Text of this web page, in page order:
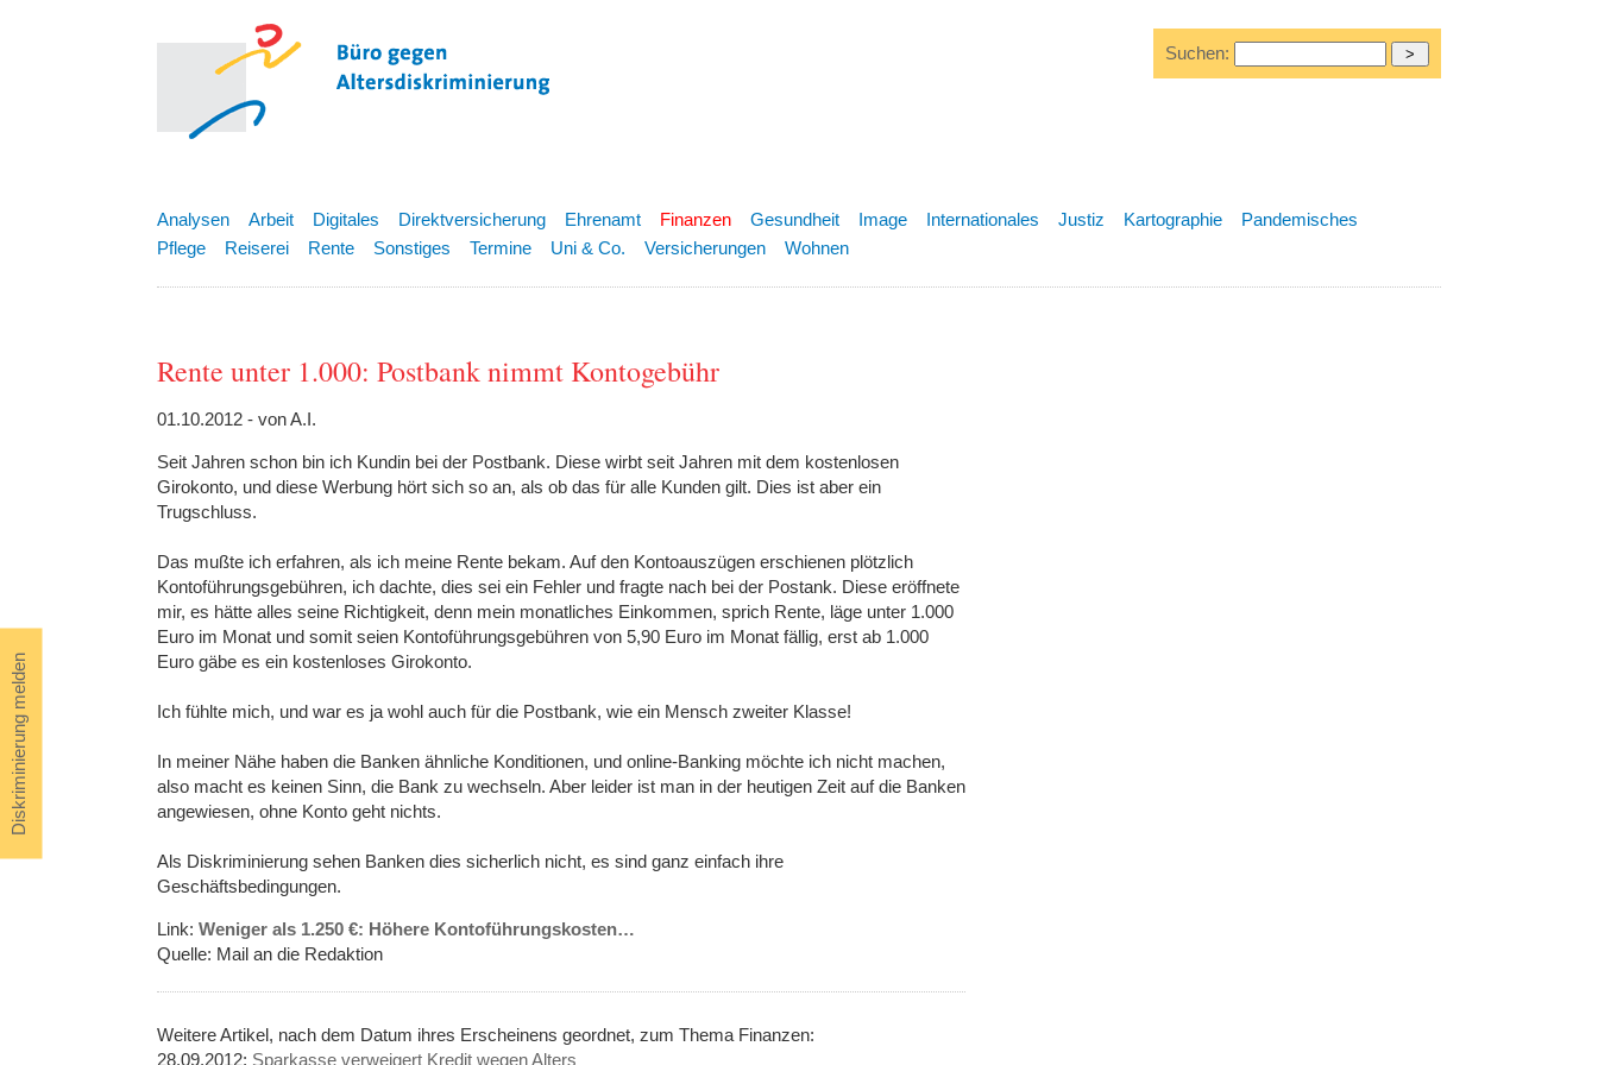
Diskriminierung melden
Suchen:
Analysen Arbeit Digitales Direktversicherung Ehrenamt Finanzen Gesundheit Image Internationales Justiz Kartographie
Pandemisches
Pflege
Reiserei Rente Sonstiges Termine Uni & Co. Versicherungen Wohnen
Rente unter 1.000: Postbank nimmt Kontogebühr
01.10.2012 - von A.I.
Seit Jahren schon bin ich Kundin bei der Postbank. Diese wirbt seit Jahren mit dem kostenlosen
Girokonto, und diese Werbung hört sich so an, als ob das für alle Kunden gilt. Dies ist aber ein
Trugschluss.
Das mußte ich erfahren, als ich meine Rente bekam. Auf den Kontoauszügen erschienen plötzlich
Kontoführungsgebühren, ich dachte, dies sei ein Fehler und fragte nach bei der Postank. Diese eröffnete
mir, es hätte alles seine Richtigkeit, denn mein monatliches Einkommen, sprich Rente, läge unter 1.000
Euro im Monat und somit seien Kontoführungsgebühren von 5,90 Euro im Monat fällig, erst ab 1.000
Euro gäbe es ein kostenloses Girokonto.
Ich fühlte mich, und war es ja wohl auch für die Postbank, wie ein Mensch zweiter Klasse!
In meiner Nähe haben die Banken ähnliche Konditionen, und online-Banking möchte ich nicht machen,
also macht es keinen Sinn, die Bank zu wechseln. Aber leider ist man in der heutigen Zeit auf die Banken
angewiesen, ohne Konto geht nichts.
Als Diskriminierung sehen Banken dies sicherlich nicht, es sind ganz einfach ihre
Geschäftsbedingungen.
Link: Weniger als 1.250 €: Höhere Kontoführungskosten…
Quelle: Mail an die Redaktion
Weitere Artikel, nach dem Datum ihres Erscheinens geordnet, zum Thema Finanzen:
28.09.2012: Sparkasse verweigert Kredit wegen Alters